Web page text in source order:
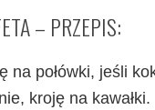
– PRZEPIS:
na połówki, jeśli
kroję na kawałki.